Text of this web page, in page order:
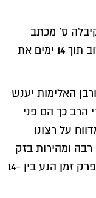
ס` מכתב
ממשרד הפנים על פיו הנה נדרשת לעזוב תוך 14 ימים את
האלימות יענש
הרב כך הם פני
על רצונו
ומהירות בזק
מוציא את דרישת יציאתה מהארץ תוך פרק זמן הנע בין 14-